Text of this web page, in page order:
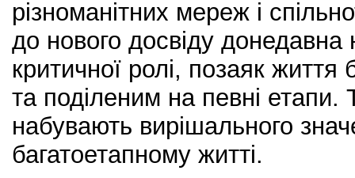
різноманітних мереж і
до нового досвіду донедавна
критичної ролі, позаяк
та поділеним на певні
набувають вирішального
багатоетапному житті.